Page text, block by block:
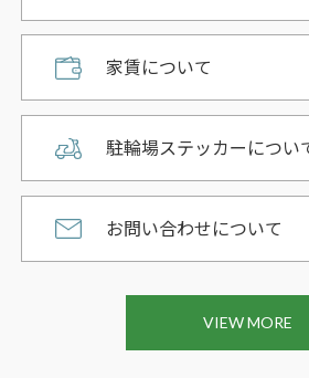
家賃について
駐輪場ステッカーについ
お問い合わせについて
VIEW MORE